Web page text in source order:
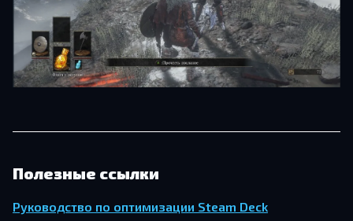
Полезные ссылки
Ру­ко­вод­ство по оп­ти­ми­за­ции Steam Deck